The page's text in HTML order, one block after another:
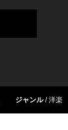
ジャンル 洋楽